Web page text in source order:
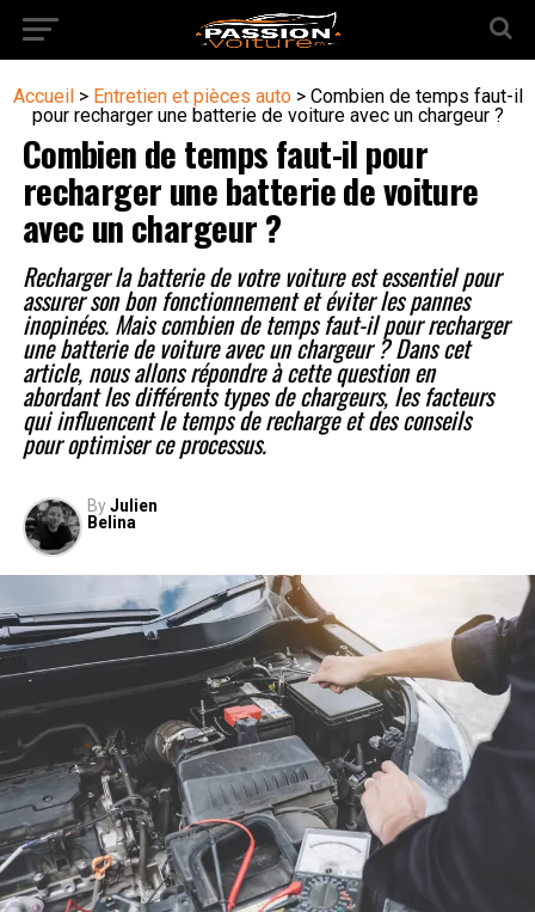
Accueil> Entretien et pièces auto> Combien de temps faut-il
pour recharger une batterie de voiture avec un chargeur ?
Combien de temps faut-il pour
recharger une batterie de voiture
avec un chargeur ?
Recharger la batterie de votre voiture est essentiel pour
assurer son bon fonctionnement et éviter les pannes
inopinées. Mais combien de temps faut-il pour recharger
une batterie de voiture avec un chargeur ? Dans cet
article, nous allons répondre à cette question en
abordant les différents types de chargeurs, les facteurs
qui influencent le temps de recharge et des conseils
pour optimiser ce processus.
By Julien
Belina